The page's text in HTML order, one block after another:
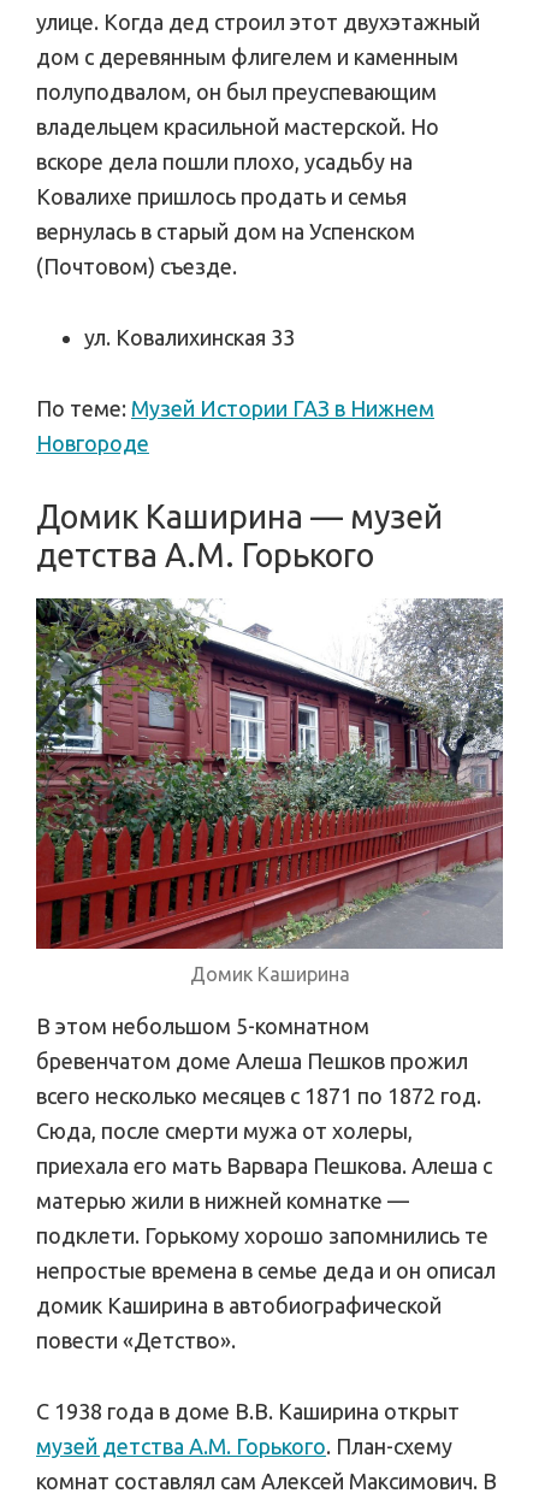
улице. Когда дед строил этот двухэтажный
дом с деревянным флигелем и каменным
полуподвалом, он был преуспевающим
владельцем красильной мастерской. Но
вскоре дела пошли плохо, усадьбу на
Ковалихе пришлось продать и семья
вернулась в старый дом на Успенском
(Почтовом) съезде.
ул. Ковалихинская 33
По теме: Музей Истории ГАЗ в Нижнем
Новгороде
Домик Каширина — музей
детства А.М. Горького
Домик Каширина
В этом небольшом 5-комнатном
бревенчатом доме Алеша Пешков прожил
всего несколько месяцев с 1871 по 1872 год.
Сюда, после смерти мужа от холеры,
приехала его мать Варвара Пешкова. Алеша с
матерью жили в нижней комнатке —
подклети. Горькому хорошо запомнились те
непростые времена в семье деда и он описал
домик Каширина в автобиографической
повести «Детство».
С 1938 года в доме В.В. Каширина открыт
музей детства А.М. Горького. План-схему
комнат составлял сам Алексей Максимович. В